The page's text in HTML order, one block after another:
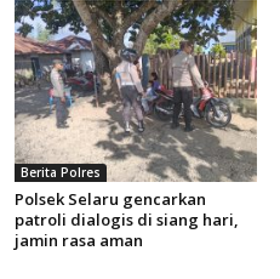
Berita Polres
Polsek Selaru gencarkan
patroli dialogis di siang hari,
jamin rasa aman